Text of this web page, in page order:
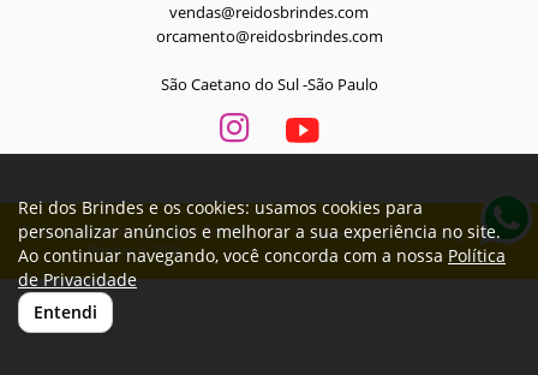
vendas@reidosbrindes.com
orcamento@reidosbrindes.com
São Caetano do Sul -São Paulo
Todos os direitos reservados Rei dos
Brindes © 2026
Desenvolvido porA. Jung
Rei dos Brindes e os cookies: usamos cookies para
personalizar anúncios e melhorar a sua experiência no site.
Ao continuar navegando, você concorda com a nossa Política
de Privacidade
Entendi